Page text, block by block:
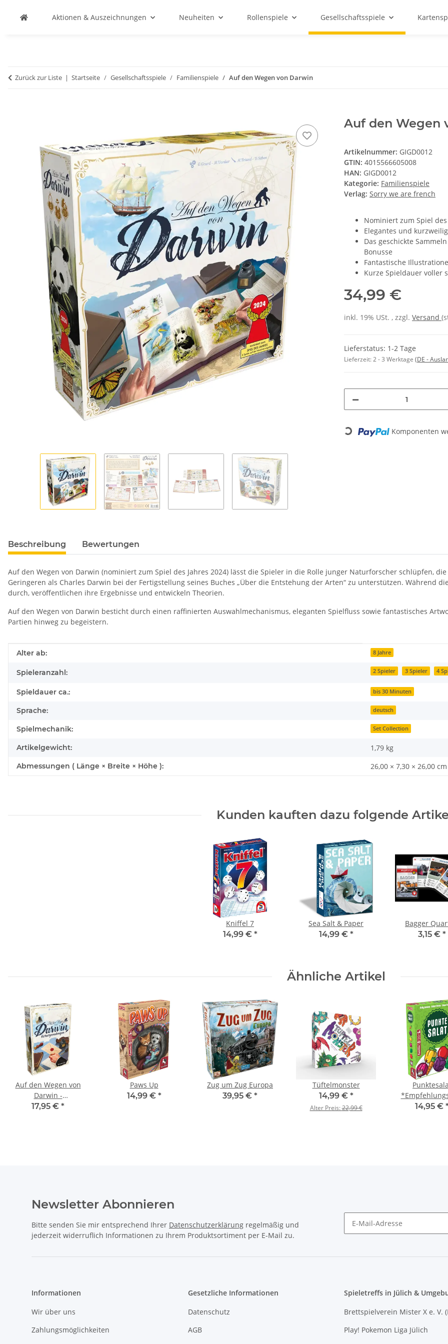
Aktionen & Auszeichnungen Neuheiten Rollenspiele Gesellschaftsspiele
Zurück zur Liste Startseite Gesellschaftsspiele Familienspiele Auf den Wegen von Darwin
Auf den Wegen
Artikelnummer: GIGD0012
GTIN: 4015566605008
HAN: GIGD0012
Kategorie: Familienspiele
Verlag: Sorry we are french
Nominiert zum Spiel des
Elegantes und
Das geschickte
Bonusse
Fantastische
Kurze Spieldauer voller
34,99 €
inkl. 19% USt. , zzgl. Versand
Lieferstatus: 1-2 Tage
Lieferzeit:2 - 3 Werktage (DE -
Loading... Komponenten
Beschreibung Bewertungen
Auf den Wegen von Darwin (nominiert zum Spiel des Jahres 2024) lässt die Spieler in die Rolle junger Naturforscher schlüpfen,
Geringeren als Charles Darwin bei der Fertigstellung seines Buches „Über die Entstehung der Arten“ zu unterstützen. Während
durch, veröffentlichen ihre Ergebnisse und entwickeln Theorien.
Auf den Wegen von Darwin besticht durch einen raffinierten Auswahlmechanismus, eleganten Spielfluss sowie fantastisches
Partien hinweg zu begeistern.
Produkteigenschaft
Wert
Alter ab: 8 Jahre
Spieleranzahl: 2 Spieler 3 Spieler 4
Spieldauer ca.: bis 30 Minuten
Sprache: deutsch
Spielmechanik: Set Collection
Artikelgewicht: 1,79 kg
Abmessungen ( Länge × Breite × Höhe ): 26,00 × 7,30 × 26,00 cm
Kunden kauften dazu folgende
Kniffel 7
14,99 € *
Sea Salt & Paper
14,99 € *
Bagger
3,15 € *
Ähnliche Artikel
Auf den Wegen von
Darwin -
Korrespondenzen
17,95 € *
Paws Up
14,99 € *
Zug um Zug Europa
39,95 € *
Tüftelmonster
14,99 € *
Alter Preis:22,99 €
Spiel des14,95 €
Newsletter Abonnieren
Bitte senden Sie mir entsprechend Ihrer Datenschutzerklärung regelmäßig und
jederzeit widerruflich Informationen zu Ihrem Produktsortiment per E-Mail zu.
Informationen
Wir über uns
Zahlungsmöglichkeiten
Gesetzliche Informationen
Datenschutz
AGB
Spieletreffs in Jülich &
Brettspielverein Mister X e. V.
Play! Pokemon Liga Jülich